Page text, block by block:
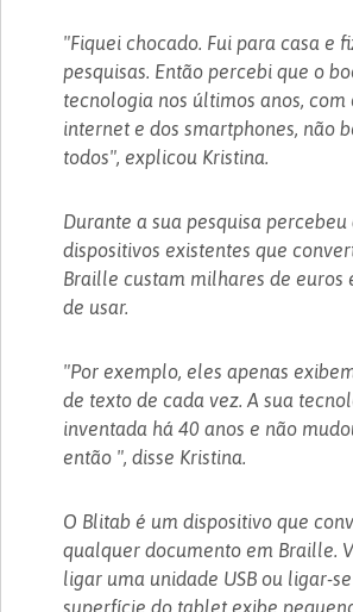
"Fiquei chocado. Fui para casa e
pesquisas. Então percebi que o
tecnologia nos últimos anos, com
internet e dos smartphones, não
todos", explicou Kristina.
Durante a sua pesquisa percebeu
dispositivos existentes que
Braille custam milhares de euros
de usar.
"Por exemplo, eles apenas
de texto de cada vez. A sua
inventada há 40 anos e não
então ", disse Kristina.
O Blitab é um dispositivo que
qualquer documento em Braille.
ligar uma unidade USB ou ligar-
superfície do tablet exibe